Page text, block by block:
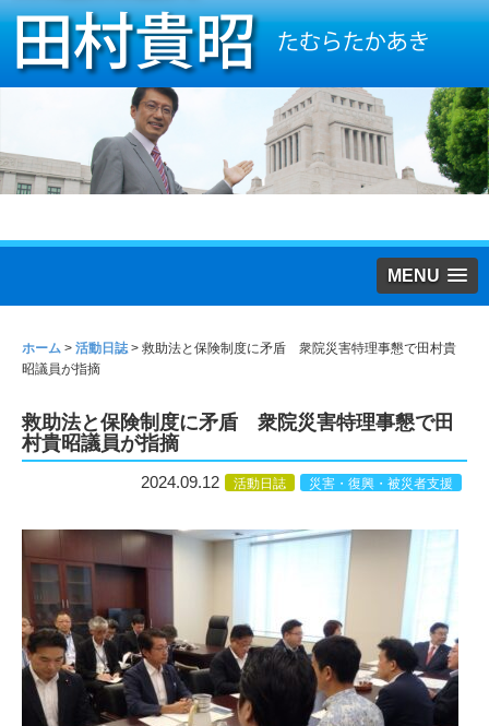
MENU
ホーム > 活動日誌> 救助法と保険制度に矛盾 衆院災害特理事懇で田村貴
昭議員が指摘
救助法と保険制度に矛盾 衆院災害特理事懇で田
村貴昭議員が指摘
2024.09.12 活動日誌 災害・復興・被災者支援